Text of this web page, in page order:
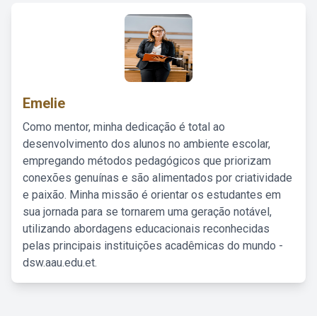
Emelie
Como mentor, minha dedicação é total ao
desenvolvimento dos alunos no ambiente escolar,
empregando métodos pedagógicos que priorizam
conexões genuínas e são alimentados por criatividade
e paixão. Minha missão é orientar os estudantes em
sua jornada para se tornarem uma geração notável,
utilizando abordagens educacionais reconhecidas
pelas principais instituições acadêmicas do mundo -
dsw.aau.edu.et.